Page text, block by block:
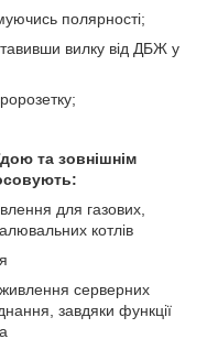
полярності;
вилку від ДБЖ у
та зовнішнім
для газових,
котлів
серверних
завдяки функції